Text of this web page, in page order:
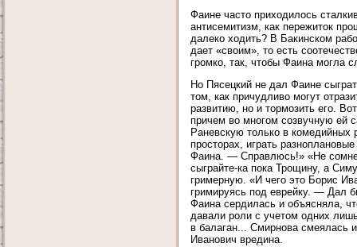
Фаине часто приходилось
антисемитизм, как пережиток
далеко ходить? В Бакинском
дает «своим», то есть
громко, так, чтобы Фаина могла
Но Пясецкий не дал Фаине
том, как причудливо могут
развитию, но и тормозить его.
причем во многом созвучную ей
Раневскую только в
просторах, играть
Фаина. — Справлюсь!» «Не
сыграйте-ка пока Трощину, а
гримерную. «И чего это Борис
гримируясь под еврейку. — Дал
Фаина сердилась и объясняла,
давали роли с учетом одних
в балаган... Смирнова смеялась
Иванович вредина.